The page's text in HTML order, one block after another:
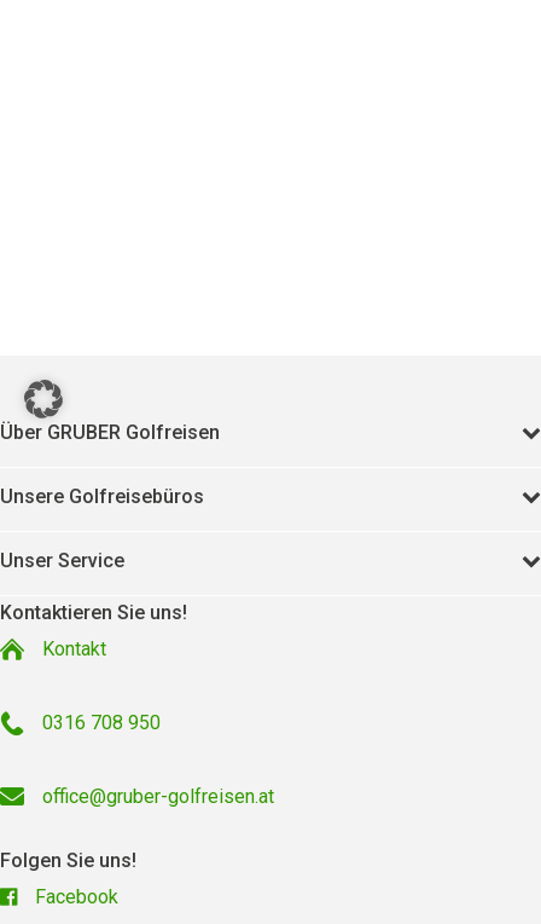
Über GRUBER Golfreisen
Unsere Golfreisebüros
Unser Service
Kontaktieren Sie uns!
Kontakt
0316 708 950
office@gruber-golfreisen.at
Folgen Sie uns!
Facebook